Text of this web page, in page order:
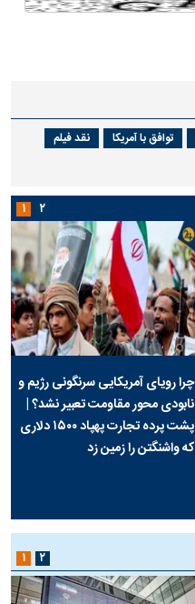
توافق با آمریکا
نقد فیلم
چرا رویای آمریکایی سرنگونی رژیم و
نابودی محور مقاومت تعبیر نشد؟ |
پشت پرده تجارت پهپاد‌ ۱۵۰۰ دلاری
که واشنگتن را زمین زد
۱ ۲
۱ ۲